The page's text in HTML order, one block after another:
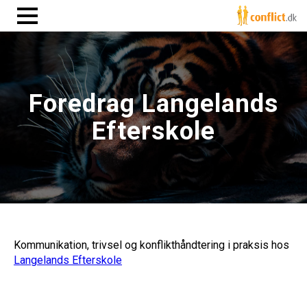
Foredrag Langelands
Efterskole
Kommunikation, trivsel og konflikthåndtering i praksis hos
Langelands Efterskole